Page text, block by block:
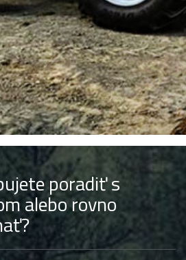
poradiť s
alebo rovno